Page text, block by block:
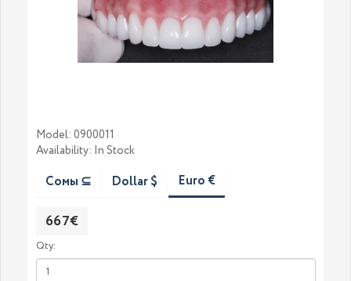
Мodel: 0900011
Availability: In Stock
Сомы ⊆ Dollar $ Euro €
667€
Qty: